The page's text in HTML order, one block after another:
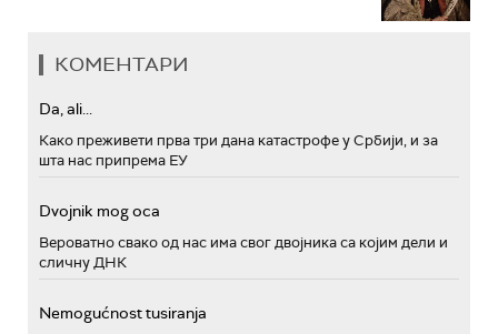
КОМЕНТАРИ
Da, ali...
Како преживети прва три дана катастрофе у Србији, и за
шта нас припрема ЕУ
Dvojnik mog oca
Вероватно свако од нас има свог двојника са којим дели и
сличну ДНК
Nemogućnost tusiranja